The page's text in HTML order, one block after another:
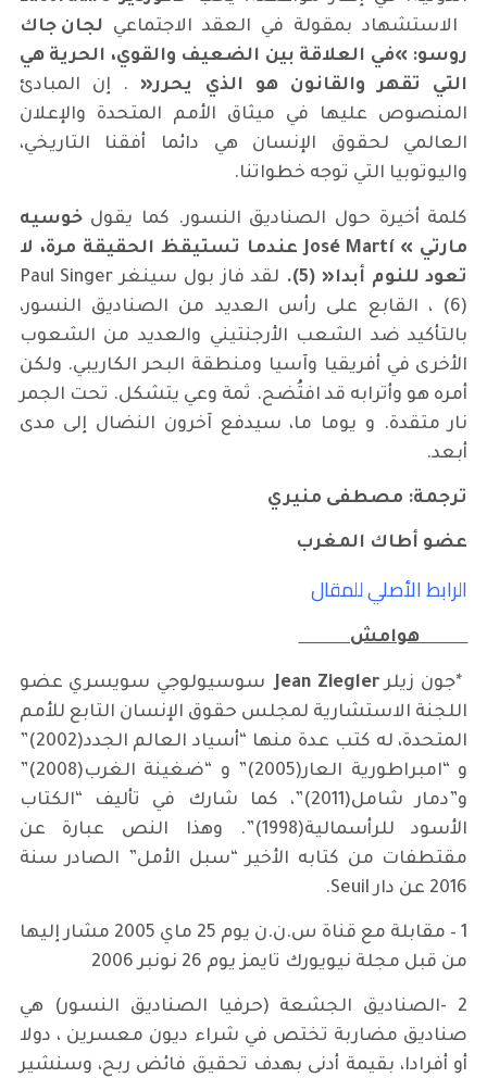
الاستشهاد بمقولة في العقد الاجتماعي لجان جاك
روسو: »في العلاقة بين الضعيف والقوي، الحرية هي
التي تقهر والقانون هو الذي يحرر« . إن المبادئ
المنصوص عليها في ميثاق الأمم المتحدة والإعلان
العالمي لحقوق الإنسان هي دائما أفقنا التاريخي،
واليوتوبيا التي توجه خطواتنا.
كلمة أخيرة حول الصناديق النسور. كما يقولخوسيه
مارتي » José Martí
عندما تستيقظ الحقيقة مرة، لا
تعود للنوم أبدا«
(5)
.
لقد فاز بول سينغر Paul Singer
(6) ، القابع على رأس العديد من الصناديق النسور،
بالتأكيد ضد الشعب الأرجنتيني والعديد من الشعوب
الأخرى في أفريقيا وآسيا ومنطقة البحر الكاريبي. ولكن
أمره هو وأترابه قد افتُضح. ثمة وعي يتشكل. تحت الجمر
نار متقدة. و يوما ما، سيدفع آخرون النضال إلى مدى
أبعد.
ترجمة: مصطفى منيري
عضو أطاك المغرب
الرابط الأصلي للمقال
هوامش
*جون زيلرJean Ziegler سوسيولوجي سويسري عضو
اللجنة الاستشارية لمجلس حقوق الإنسان التابع للأمم
المتحدة، له كتب عدة منها “أسياد العالم الجدد(2002)”
و “امبراطورية العار(2005)” و “ضغينة الغرب(2008)”
و”دمار شامل(2011)”، كما شارك في تأليف “الكتاب
الأسود للرأسمالية(1998)”. وهذا النص عبارة عن
مقتطفات من كتابه الأخير “سبل الأمل” الصادر سنة
2016 عن دار Seuil.
1 – مقابلة مع قناة س.ن.ن يوم 25 ماي 2005 مشار إليها
من قبل مجلة نيويورك تايمز يوم 26 نونبر 2006
2 -الصناديق الجشعة (حرفيا الصناديق النسور) هي
صناديق مضاربة تختص في شراء ديون معسرين ، دولا
أو أفرادا، بقيمة أدنى بهدف تحقيق فائض ربح، وسنشير